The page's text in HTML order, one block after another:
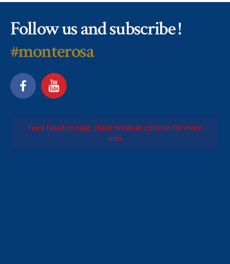
Follow us and subscribe !
#monterosa
Feed failed to load, check browser console for more
info